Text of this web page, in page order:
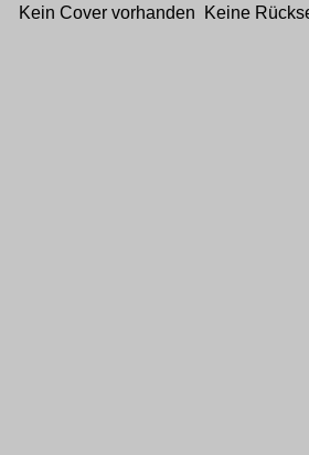
Kein Cover vorhanden Keine